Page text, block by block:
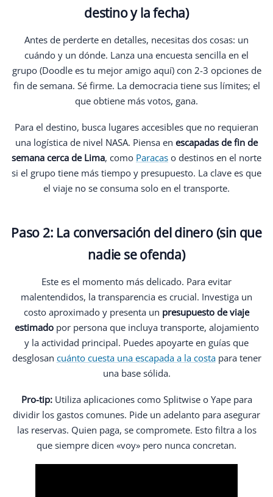
destino y la fecha)
Antes de perderte en detalles, necesitas dos cosas: un
cuándo y un dónde. Lanza una encuesta sencilla en el
grupo (Doodle es tu mejor amigo aquí) con 2-3 opciones de
fin de semana. Sé firme. La democracia tiene sus límites; el
que obtiene más votos, gana.
Para el destino, busca lugares accesibles que no requieran
una logística de nivel NASA. Piensa en escapadas de fin de
semana cerca de Lima, como Paracas o destinos en el norte
si el grupo tiene más tiempo y presupuesto. La clave es que
el viaje no se consuma solo en el transporte.
Paso 2: La conversación del dinero (sin que
nadie se ofenda)
Este es el momento más delicado. Para evitar
malentendidos, la transparencia es crucial. Investiga un
costo aproximado y presenta un presupuesto de viaje
estimadopor persona que incluya transporte, alojamiento
y la actividad principal. Puedes apoyarte en guías que
desglosan cuánto cuesta una escapada a la costapara tener
una base sólida.
Pro-tip:Utiliza aplicaciones como Splitwise o Yape para
dividir los gastos comunes. Pide un adelanto para asegurar
las reservas. Quien paga, se compromete. Esto filtra a los
que siempre dicen «voy» pero nunca concretan.